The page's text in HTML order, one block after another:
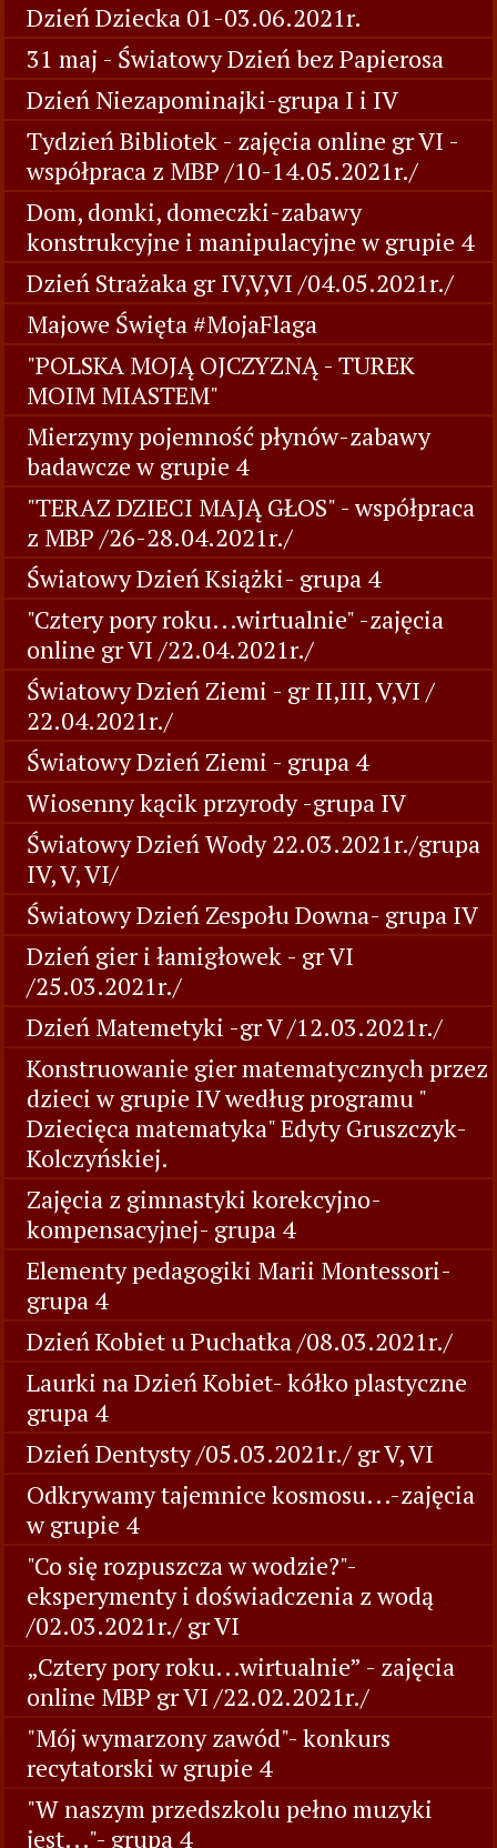
Dzień Dziecka 01-03.06.2021r.
31 maj - Światowy Dzień bez Papierosa
Dzień Niezapominajki-grupa I i IV
Tydzień Bibliotek - zajęcia online gr VI -
współpraca z MBP /10-14.05.2021r./
Dom, domki, domeczki-zabawy
konstrukcyjne i manipulacyjne w grupie 4
Dzień Strażaka gr IV,V,VI /04.05.2021r./
Majowe Święta #MojaFlaga
"POLSKA MOJĄ OJCZYZNĄ - TUREK
MOIM MIASTEM"
Mierzymy pojemność płynów-zabawy
badawcze w grupie 4
"TERAZ DZIECI MAJĄ GŁOS" - współpraca
z MBP /26-28.04.2021r./
Światowy Dzień Książki- grupa 4
"Cztery pory roku...wirtualnie" -zajęcia
online gr VI /22.04.2021r./
Światowy Dzień Ziemi - gr II,III, V,VI /
22.04.2021r./
Światowy Dzień Ziemi - grupa 4
Wiosenny kącik przyrody -grupa IV
Światowy Dzień Wody 22.03.2021r./grupa
IV, V, VI/
Światowy Dzień Zespołu Downa- grupa IV
Dzień gier i łamigłowek - gr VI
/25.03.2021r./
Dzień Matemetyki -gr V /12.03.2021r./
Konstruowanie gier matematycznych przez
dzieci w grupie IV według programu "
Dziecięca matematyka" Edyty Gruszczyk-
Kolczyńskiej.
Zajęcia z gimnastyki korekcyjno-
kompensacyjnej- grupa 4
Elementy pedagogiki Marii Montessori-
grupa 4
Dzień Kobiet u Puchatka /08.03.2021r./
Laurki na Dzień Kobiet- kółko plastyczne
grupa 4
Dzień Dentysty /05.03.2021r./ gr V, VI
Odkrywamy tajemnice kosmosu...-zajęcia
w grupie 4
"Co się rozpuszcza w wodzie?"-
eksperymenty i doświadczenia z wodą
/02.03.2021r./ gr VI
„Cztery pory roku...wirtualnie” - zajęcia
online MBP gr VI /22.02.2021r./
"Mój wymarzony zawód"- konkurs
recytatorski w grupie 4
"W naszym przedszkolu pełno muzyki
jest..."- grupa 4